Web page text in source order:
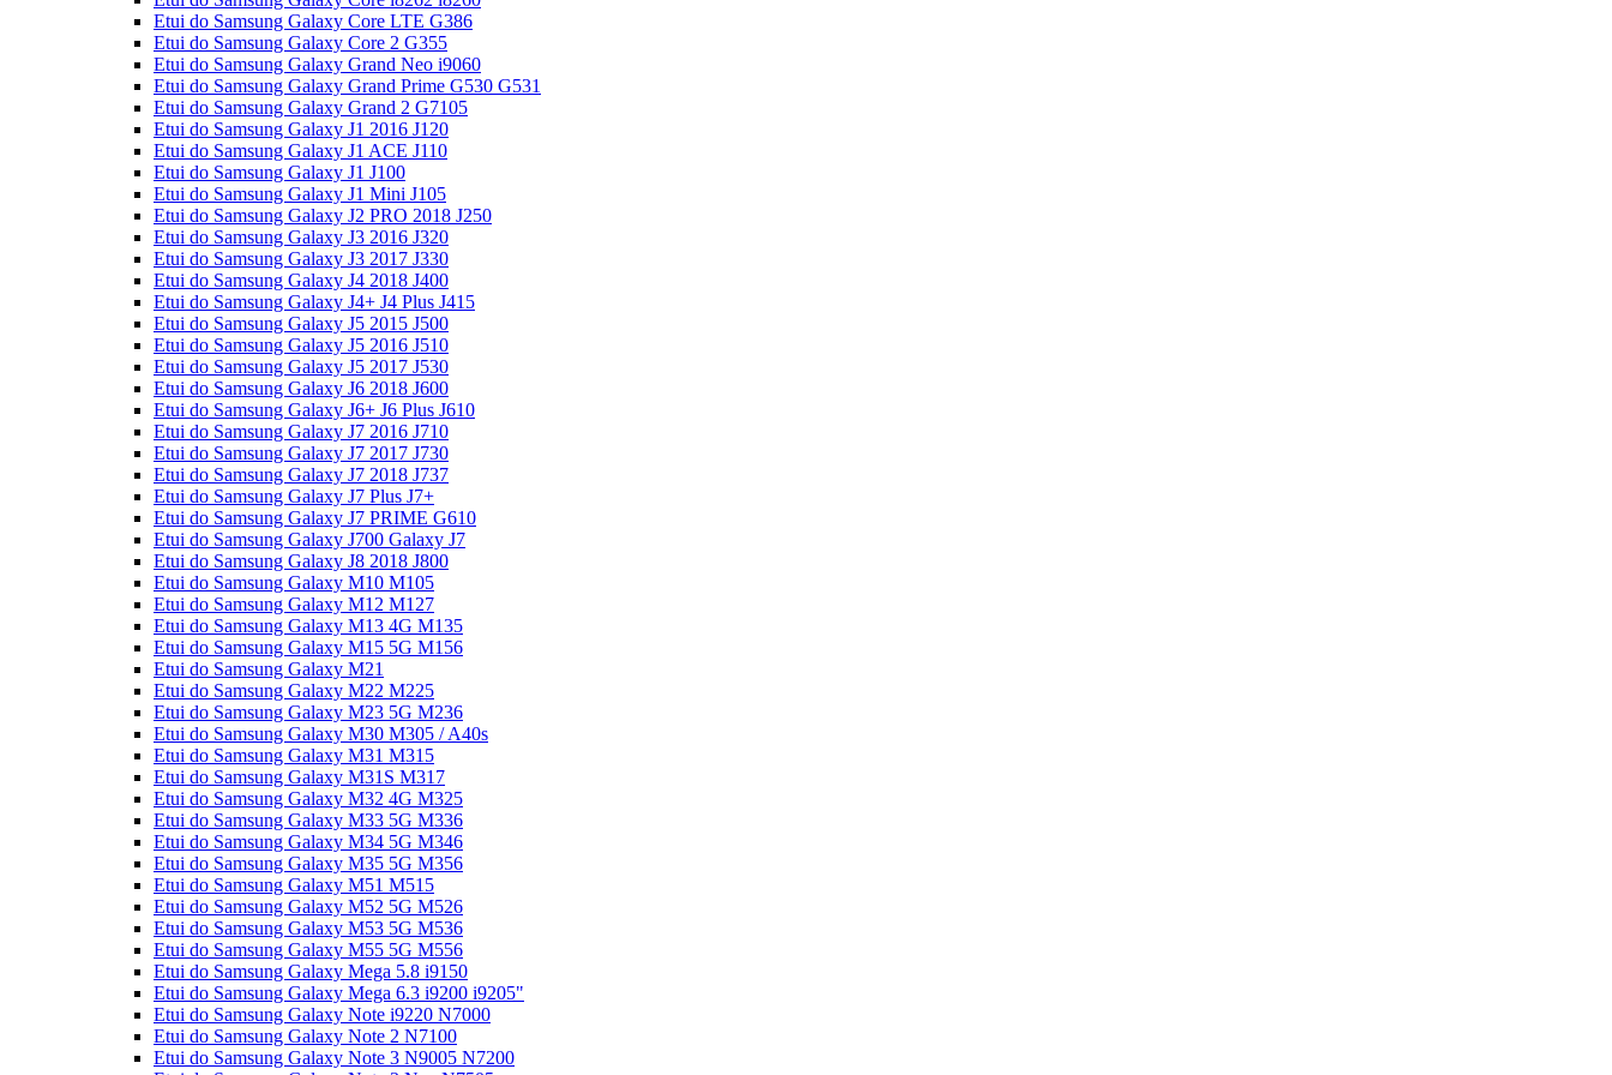
Etui do Samsung Galaxy Core LTE G386
Etui do Samsung Galaxy Core 2 G355
Etui do Samsung Galaxy Grand Neo i9060
Etui do Samsung Galaxy Grand Prime G530 G531
Etui do Samsung Galaxy Grand 2 G7105
Etui do Samsung Galaxy J1 2016 J120
Etui do Samsung Galaxy J1 ACE J110
Etui do Samsung Galaxy J1 J100
Etui do Samsung Galaxy J1 Mini J105
Etui do Samsung Galaxy J2 PRO 2018 J250
Etui do Samsung Galaxy J3 2016 J320
Etui do Samsung Galaxy J3 2017 J330
Etui do Samsung Galaxy J4 2018 J400
Etui do Samsung Galaxy J4+ J4 Plus J415
Etui do Samsung Galaxy J5 2015 J500
Etui do Samsung Galaxy J5 2016 J510
Etui do Samsung Galaxy J5 2017 J530
Etui do Samsung Galaxy J6 2018 J600
Etui do Samsung Galaxy J6+ J6 Plus J610
Etui do Samsung Galaxy J7 2016 J710
Etui do Samsung Galaxy J7 2017 J730
Etui do Samsung Galaxy J7 2018 J737
Etui do Samsung Galaxy J7 Plus J7+
Etui do Samsung Galaxy J7 PRIME G610
Etui do Samsung Galaxy J700 Galaxy J7
Etui do Samsung Galaxy J8 2018 J800
Etui do Samsung Galaxy M10 M105
Etui do Samsung Galaxy M12 M127
Etui do Samsung Galaxy M13 4G M135
Etui do Samsung Galaxy M15 5G M156
Etui do Samsung Galaxy M21
Etui do Samsung Galaxy M22 M225
Etui do Samsung Galaxy M23 5G M236
Etui do Samsung Galaxy M30 M305 / A40s
Etui do Samsung Galaxy M31 M315
Etui do Samsung Galaxy M31S M317
Etui do Samsung Galaxy M32 4G M325
Etui do Samsung Galaxy M33 5G M336
Etui do Samsung Galaxy M34 5G M346
Etui do Samsung Galaxy M35 5G M356
Etui do Samsung Galaxy M51 M515
Etui do Samsung Galaxy M52 5G M526
Etui do Samsung Galaxy M53 5G M536
Etui do Samsung Galaxy M55 5G M556
Etui do Samsung Galaxy Mega 5.8 i9150
Etui do Samsung Galaxy Mega 6.3 i9200 i9205"
Etui do Samsung Galaxy Note i9220 N7000
Etui do Samsung Galaxy Note 2 N7100
Etui do Samsung Galaxy Note 3 N9005 N7200